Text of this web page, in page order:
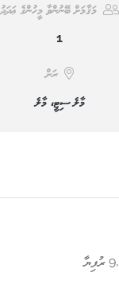
މަޤާމަށް ބޭނުންވާ މީހުންގެ ޢަދަދު
1
ރަށް
މާލެ ސިޓީ، މާލެ